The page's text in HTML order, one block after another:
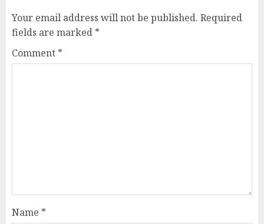
Your email address will not be published. Required
fields are marked *
Comment *
Name *